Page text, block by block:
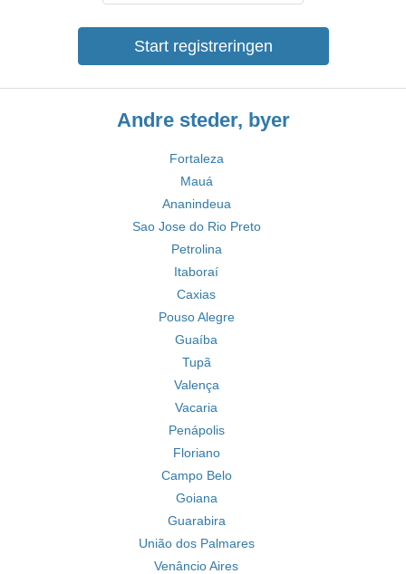
Start registreringen
Andre steder, byer
Fortaleza
Mauá
Ananindeua
Sao Jose do Rio Preto
Petrolina
Itaboraí
Caxias
Pouso Alegre
Guaíba
Tupã
Valença
Vacaria
Penápolis
Floriano
Campo Belo
Goiana
Guarabira
União dos Palmares
Venâncio Aires